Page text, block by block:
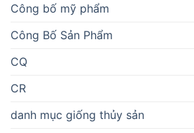
Công bố mỹ phẩm
Công Bố Sản Phẩm
CQ
CR
danh mục giống thủy sản